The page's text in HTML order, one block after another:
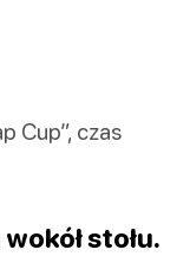
Cup”, czas
stołu.